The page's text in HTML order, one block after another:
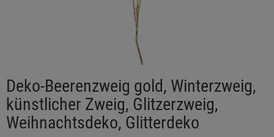
Deko-Beerenzweig gold, Winterzweig,
künstlicher Zweig, Glitzerzweig,
Weihnachtsdeko, Glitterdeko